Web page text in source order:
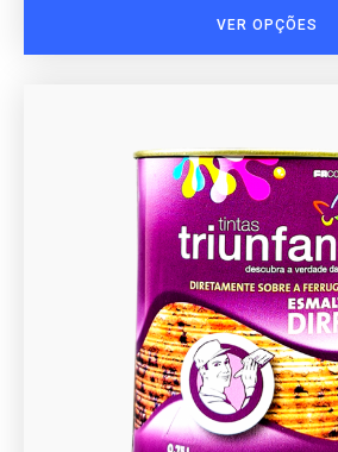
VER OPÇÕES